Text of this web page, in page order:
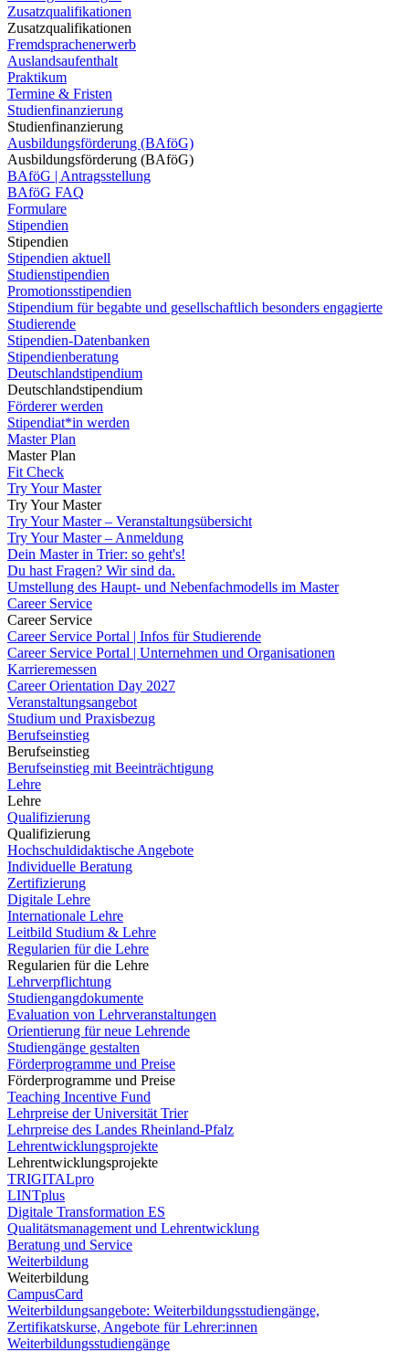
Zusatzqualifikationen
Zusatzqualifikationen
Fremdsprachenerwerb
Auslandsaufenthalt
Praktikum
Termine & Fristen
Studienfinanzierung
Studienfinanzierung
Ausbildungsförderung (BAföG)
Ausbildungsförderung (BAföG)
BAföG | Antragsstellung
BAföG FAQ
Formulare
Stipendien
Stipendien
Stipendien aktuell
Studienstipendien
Promotionsstipendien
Stipendium für begabte und gesellschaftlich besonders engagierte
Studierende
Stipendien-Datenbanken
Stipendienberatung
Deutschlandstipendium
Deutschlandstipendium
Förderer werden
Stipendiat*in werden
Master Plan
Master Plan
Fit Check
Try Your Master
Try Your Master
Try Your Master – Veranstaltungsübersicht
Try Your Master – Anmeldung
Dein Master in Trier: so geht's!
Du hast Fragen? Wir sind da.
Umstellung des Haupt- und Nebenfachmodells im Master
Career Service
Career Service
Career Service Portal | Infos für Studierende
Career Service Portal | Unternehmen und Organisationen
Karrieremessen
Career Orientation Day 2027
Veranstaltungsangebot
Studium und Praxisbezug
Berufseinstieg
Berufseinstieg
Berufseinstieg mit Beeinträchtigung
Lehre
Lehre
Qualifizierung
Qualifizierung
Hochschuldidaktische Angebote
Individuelle Beratung
Zertifizierung
Digitale Lehre
Internationale Lehre
Leitbild Studium & Lehre
Regularien für die Lehre
Regularien für die Lehre
Lehrverpflichtung
Studiengangdokumente
Evaluation von Lehrveranstaltungen
Orientierung für neue Lehrende
Studiengänge gestalten
Förderprogramme und Preise
Förderprogramme und Preise
Teaching Incentive Fund
Lehrpreise der Universität Trier
Lehrpreise des Landes Rheinland-Pfalz
Lehrentwicklungsprojekte
Lehrentwicklungsprojekte
TRIGITALpro
LINTplus
Digitale Transformation ES
Qualitätsmanagement und Lehrentwicklung
Beratung und Service
Weiterbildung
Weiterbildung
CampusCard
Weiterbildungsangebote: Weiterbildungsstudiengänge,
Zertifikatskurse, Angebote für Lehrer:innen
Weiterbildungsstudiengänge